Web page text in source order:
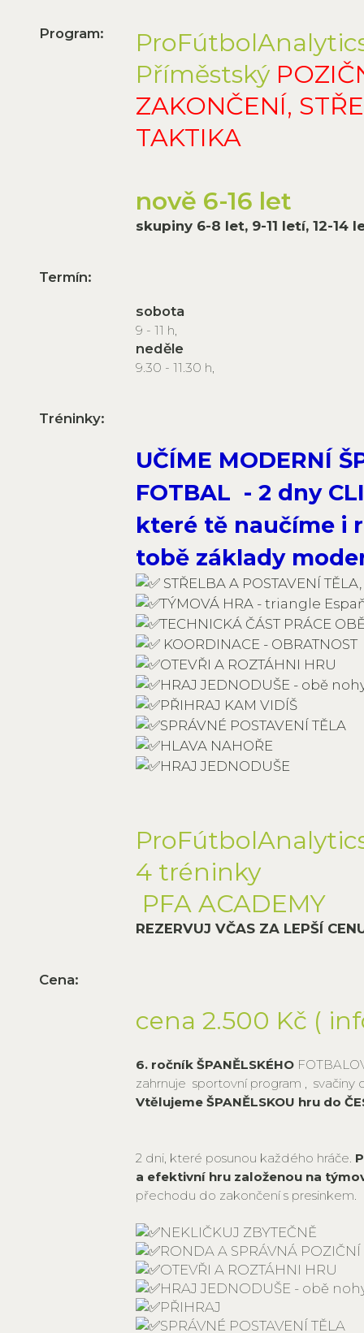
Program:
Příměstský
ZAKONČENÍ,
TAKTIKA
nově 6-16 let
skupiny 6-8 let, 9-11 letí, 12-14
Termín:
sobota
9 - 11 h,
neděle
9.30 - 11.30 h,
Tréninky:
UČÍME MODERNÍ
FOTBAL - 2 dny
které tě naučíme i
tobě základy
STŘELBA A POSTAVENÍ
TÝMOVÁ HRA - triangle
TECHNICKÁ ČÁST PRÁCE
KOORDINACE - OBRATNOST
OTEVŘI A ROZTÁHNI HRU
HRAJ JEDNODUŠE - obě
PŘIHRAJ KAM VIDÍŠ
SPRÁVNÉ POSTAVENÍ TĚLA
HLAVA NAHOŘE
HRAJ JEDNODUŠE
4 tréninky
PFA ACADEMY
REZERVUJ VČAS ZA LEPŠÍ
Cena:
cena 2.500 Kč (
6. ročník ŠPANĚLSKÉHO
zahrnuje sportovní program , svačiny
Vtělujeme ŠPANĚLSKOU hru do
2 dni, které posunou každého hráče.
a efektivní hru založenou na
přechodu do zakončení s presinkem.
NEKLIČKUJ ZBYTEČNĚ
RONDA A SPRÁVNÁ
OTEVŘI A ROZTÁHNI HRU
HRAJ JEDNODUŠE - obě
PŘIHRAJ
SPRÁVNÉ POSTAVENÍ TĚLA